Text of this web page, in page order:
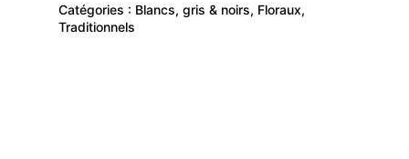
Catégories : Blancs, gris & noirs, Floraux,
Traditionnels